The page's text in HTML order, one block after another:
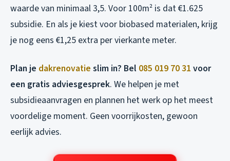
waarde van minimaal 3,5. Voor 100m² is dat €1.625
subsidie. En als je kiest voor biobased materialen, krijg
je nog eens €1,25 extra per vierkante meter.
Plan je dakrenovatie slim in? Bel 085 019 70 31 voor
een gratis adviesgesprek. We helpen je met
subsidieaanvragen en plannen het werk op het meest
voordelige moment. Geen voorrijkosten, gewoon
eerlijk advies.